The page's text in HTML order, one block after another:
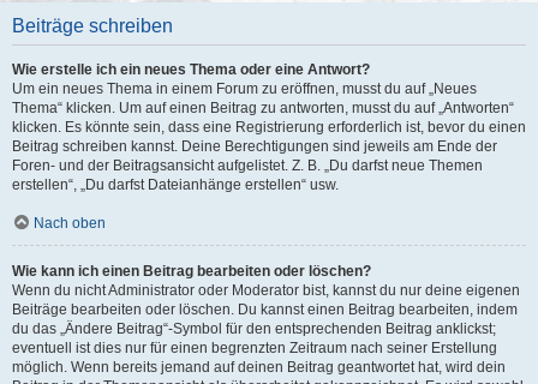
Beiträge schreiben
Wie erstelle ich ein neues Thema oder eine Antwort?
Um ein neues Thema in einem Forum zu eröffnen, musst du auf „Neues
Thema“ klicken. Um auf einen Beitrag zu antworten, musst du auf „Antworten“
klicken. Es könnte sein, dass eine Registrierung erforderlich ist, bevor du einen
Beitrag schreiben kannst. Deine Berechtigungen sind jeweils am Ende der
Foren- und der Beitragsansicht aufgelistet. Z. B. „Du darfst neue Themen
erstellen“, „Du darfst Dateianhänge erstellen“ usw.
Nach oben
Wie kann ich einen Beitrag bearbeiten oder löschen?
Wenn du nicht Administrator oder Moderator bist, kannst du nur deine eigenen
Beiträge bearbeiten oder löschen. Du kannst einen Beitrag bearbeiten, indem
du das „Ändere Beitrag“-Symbol für den entsprechenden Beitrag anklickst;
eventuell ist dies nur für einen begrenzten Zeitraum nach seiner Erstellung
möglich. Wenn bereits jemand auf deinen Beitrag geantwortet hat, wird dein